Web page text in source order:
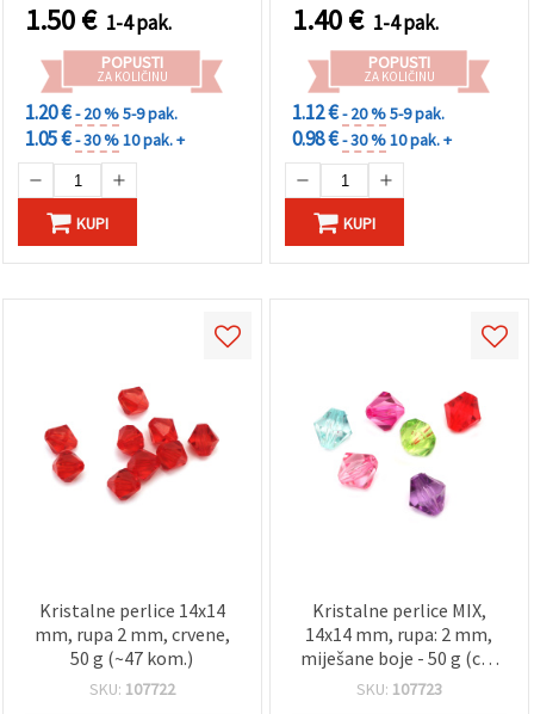
1.50€ 1-4 pak.
POPUSTI
ZA KOLIČINU
1.20 €- 20 %5-9 pak.
1.05 €- 30 %10 pak. +
KUPI
1.40€ 1-4 pak.
POPUSTI
ZA KOLIČINU
1.12 €- 20 %5-9 pak.
0.98 €- 30 %10 pak. +
KUPI
Kristalne perlice 14x14
mm, rupa 2 mm, crvene,
50 g (~47 kom.)
SKU: 107722
Kristalne perlice MIX,
14x14 mm, rupa: 2 mm,
miješane boje - 50 g (cca
47 kom.)
SKU: 107723